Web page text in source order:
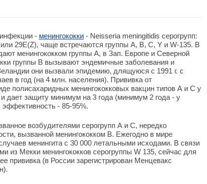
- менингококки - Neisseria meningitidis серогрупп:
29E(Z), чаще встречаются группы А, В, С, Y и W-135. В
менингококком группы А, в Зап. Европе и Северной
группы В вызывают эндемичные заболевания и
они вызвали эпидемию, длящуюся с 1991 г. с
в год (на 4 млн. населения). Прививка от
полисахаридных менингококковых вакцин типов А и С у
дает защиту минимум на 3 года (минимум 2 года - у
эффективность - 85-95%.
возбудителями серогрупп А и С, нередко
вызванной менингококком В. Ежегодно в мире
менингита с 30 000 летальными исходами. В связи
из Мекки менингококков серогруппы W 135, сейчас для
прививка (в России зарегистрирован Менцевакс